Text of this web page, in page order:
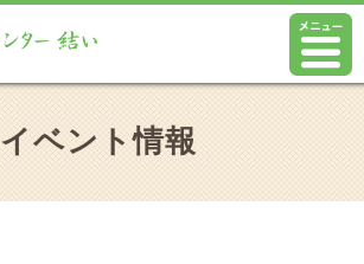
イベント情報